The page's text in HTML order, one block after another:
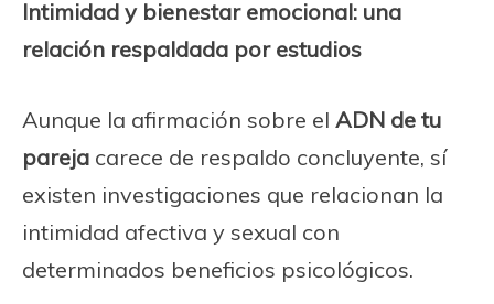
Intimidad y bienestar emocional: una
relación respaldada por estudios
Aunque la afirmación sobre el ADN de tu
pareja carece de respaldo concluyente, sí
existen investigaciones que relacionan la
intimidad afectiva y sexual con
determinados beneficios psicológicos.